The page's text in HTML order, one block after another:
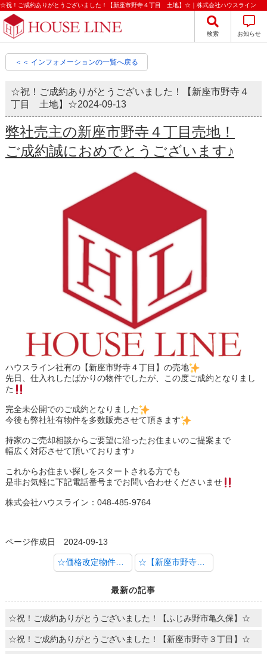
☆祝！ご成約ありがとうございました！【新座市野寺４丁目 土地】☆｜株式会社ハウスライン
検索 お知らせ
＜＜ インフォメーションの一覧へ戻る
☆祝！ご成約ありがとうございました！【新座市野寺４
丁目 土地】☆2024-09-13
弊社売主の新座市野寺４丁目売地！
ご成約誠におめでとうございます♪
ハウスライン社有の【新座市野寺４丁目】の売地
先日、仕入れしたばかりの物件でしたが、この度ご成約となりまし
た
完全未公開でのご成約となりました
今後も弊社社有物件を多数販売させて頂きます
持家のご売却相談からご要望に沿ったお住まいのご提案まで
幅広く対応させて頂いております♪
これからお住まい探しをスタートされる方でも
是非お気軽に下記電話番号までお問い合わせくださいませ
株式会社ハウスライン：048-485-9764
ページ作成日 2024-09-13
☆価格改定物件のご案内【新座市栄 全１棟】☆ ☆【新座市野寺４丁目】 弊社最新仕入物件のご紹介☆
最新の記事
☆祝！ご成約ありがとうございました！【ふじみ野市亀久保】☆
☆祝！ご成約ありがとうございました！【新座市野寺３丁目】☆